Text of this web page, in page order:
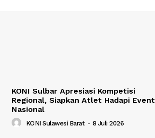
KONI Sulbar Apresiasi Kompetisi
Regional, Siapkan Atlet Hadapi Event
Nasional
KONI Sulawesi Barat - 8 Juli 2026